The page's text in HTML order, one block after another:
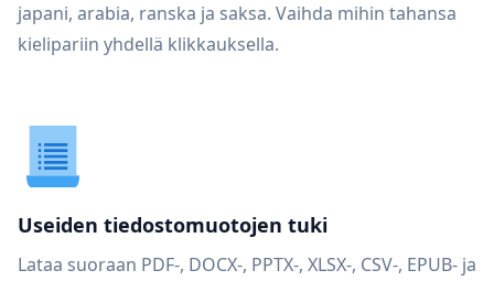
japani, arabia, ranska ja saksa. Vaihda mihin tahansa
kielipariin yhdellä klikkauksella.
Useiden tiedostomuotojen tuki
Lataa suoraan PDF-, DOCX-, PPTX-, XLSX-, CSV-, EPUB- ja